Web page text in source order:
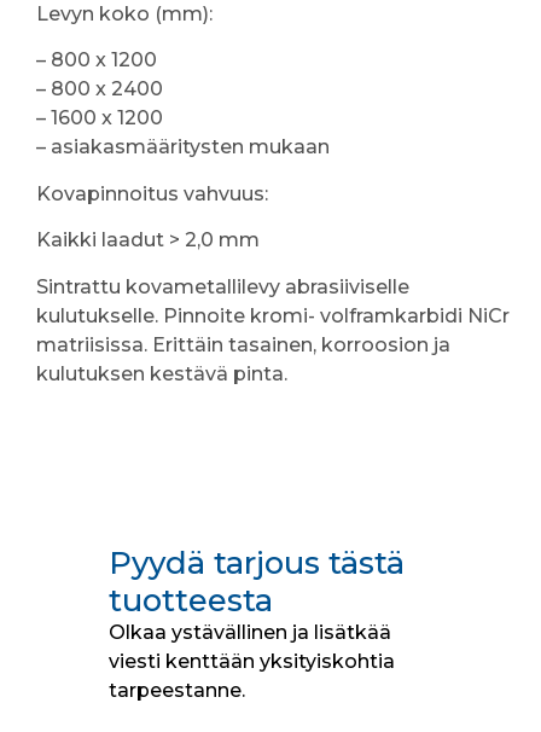
Levyn koko (mm):
– 800 x 1200
– 800 x 2400
– 1600 x 1200
– asiakasmääritysten mukaan
Kovapinnoitus vahvuus:
Kaikki laadut > 2,0 mm
Sintrattu kovametallilevy abrasiiviselle
kulutukselle. Pinnoite kromi- volframkarbidi NiCr
matriisissa. Erittäin tasainen, korroosion ja
kulutuksen kestävä pinta.
Pyydä tarjous tästä
tuotteesta
Olkaa ystävällinen ja lisätkää
viesti kenttään yksityiskohtia
tarpeestanne.